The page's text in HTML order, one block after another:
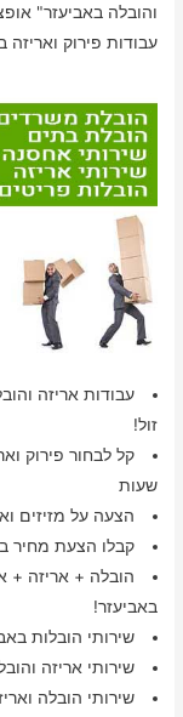
והובלה באביעזר"
עבודות פירוק ואריזה
עבודות אריזה
זול!
שעות
הצעה על מזיזים
קבלו הצעת מחיר
הובלה + אריזה +
באביעזר!
שירותי הובלות
שירותי אריזה
שירותי הובלה